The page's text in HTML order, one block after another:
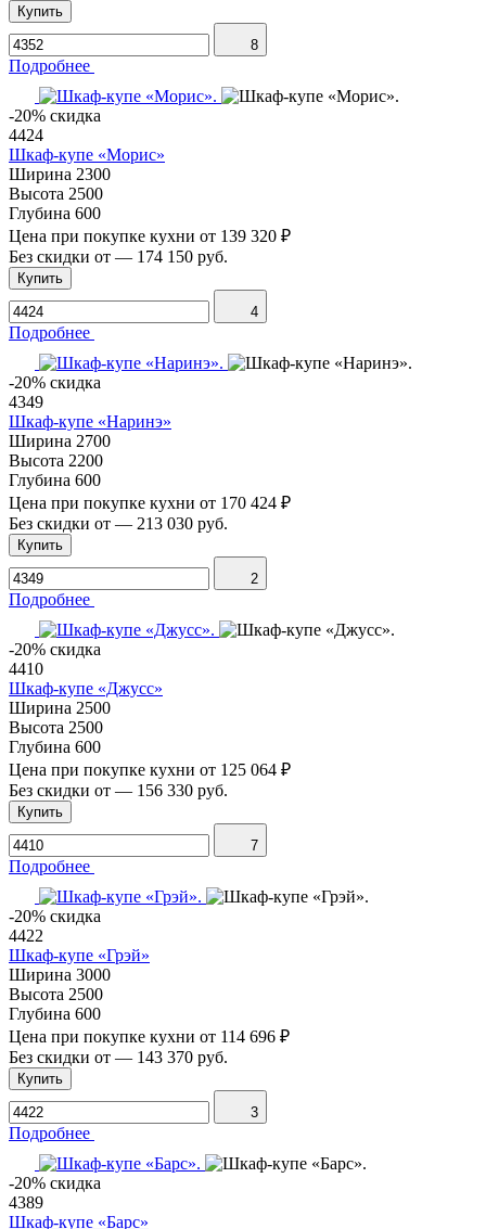
Купить
8
Подробнее
-20% скидка
4424
Шкаф-купе «Морис»
Ширина 2300
Высота 2500
Глубина 600
Цена при покупке кухни от 139 320 ₽
Без скидки от — 174 150 руб.
Купить
4
Подробнее
-20% скидка
4349
Шкаф-купе «Наринэ»
Ширина 2700
Высота 2200
Глубина 600
Цена при покупке кухни от 170 424 ₽
Без скидки от — 213 030 руб.
Купить
2
Подробнее
-20% скидка
4410
Шкаф-купе «Джусс»
Ширина 2500
Высота 2500
Глубина 600
Цена при покупке кухни от 125 064 ₽
Без скидки от — 156 330 руб.
Купить
7
Подробнее
-20% скидка
4422
Шкаф-купе «Грэй»
Ширина 3000
Высота 2500
Глубина 600
Цена при покупке кухни от 114 696 ₽
Без скидки от — 143 370 руб.
Купить
3
Подробнее
-20% скидка
4389
Шкаф-купе «Барс»